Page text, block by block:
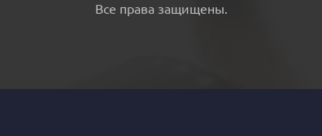
Все права защищены.